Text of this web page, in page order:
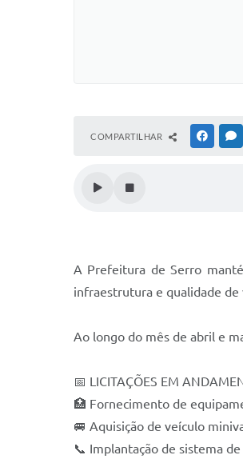
COMPARTILHAR
A Prefeitura de Serro
infraestrutura e qualidade de
Ao longo do mês de abril e
📅 LICITAÇÕES EM
🏥 Fornecimento de
🚐 Aquisição de veículo
📞 Implantação de sistema